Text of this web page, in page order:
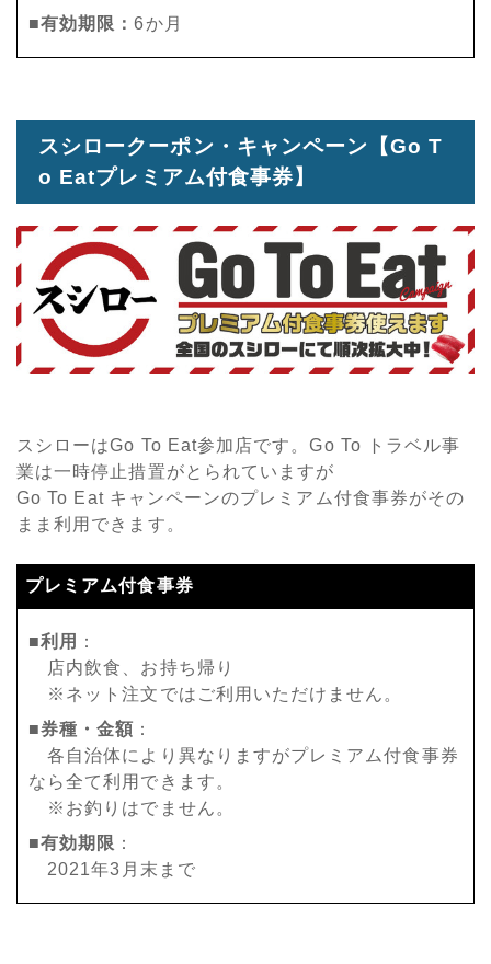
■有効期限：6か月
スシロークーポン・キャンペーン【Go T
o Eatプレミアム付食事券】
スシローはGo To Eat参加店です。Go To トラベル事
業は一時停止措置がとられていますが
Go To Eat キャンペーンのプレミアム付食事券がその
まま利用できます。
プレミアム付食事券
■利用
：
店内飲食、お持ち帰り
※ネット注文ではご利用いただけません。
■券種・金額 ：
各自治体により異なりますがプレミアム付食事券
なら全て利用できます。
※お釣りはでません。
■有効期限 ：
2021年3月末まで